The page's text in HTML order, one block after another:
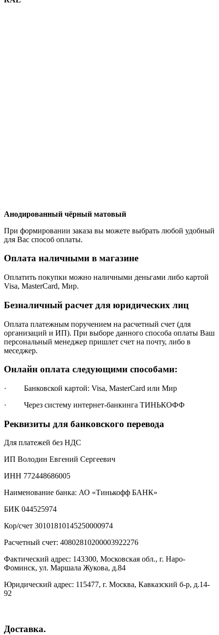
Анодированный чёрный матовый
При формировании заказа вы можете выбрать любой удобный
для Вас способ оплаты.
Оплата наличными в магазине
Оплатить покупки можно наличными деньгами либо картой
Visa, MasterCard, Мир.
Безналичный расчет для юридических лиц
Оплата платежным поручением на расчетный счет (для
организаций и ИП). При выборе данного способа оплаты Ваш
персональный менеджер пришлет счет на почту, либо в
меседжер.
Онлайн оплата следующими способами:
· Банковской картой: Visa, MasterCard или Мир
· Через систему интернет-банкинга ТИНЬКОФФ
Реквизиты для банковского перевода
Для платежей без НДС
ИП Володин Евгений Сергеевич
ИНН 772448686005
Наименование банка: АО «Тинькофф БАНК»
БИК 044525974
Кор/счет 30101810145250000974
Расчетный счет: 40802810200003922276
Фактический адрес: 143300, Московская обл., г. Наро-
Фоминск, ул. Маршала Жукова, д.84
Юридический адрес: 115477, г. Москва, Кавказский б-р, д.14-
92
Доставка.